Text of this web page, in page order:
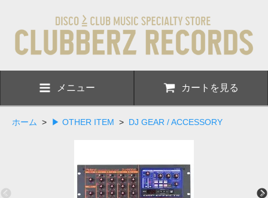
メニュー カートを見る
ホーム > ▶ OTHER ITEM > DJ GEAR / ACCESSORY